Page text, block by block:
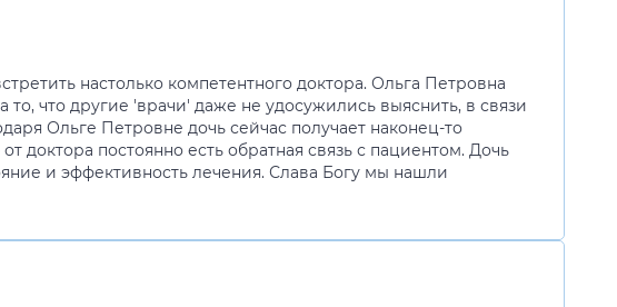
настолько компетентного доктора. Ольга Петровна
что другие 'врачи' даже не удосужились выяснить, в связи
Ольге Петровне дочь сейчас получает наконец-то
доктора постоянно есть обратная связь с пациентом. Дочь
и эффективность лечения. Слава Богу мы нашли